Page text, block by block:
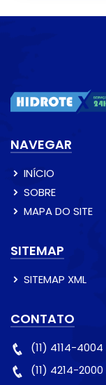
NAVEGAR
INÍCIO
SOBRE
MAPA DO SITE
SITEMAP
SITEMAP XML
CONTATO
(11) 4114-4004
(11) 4214-2000